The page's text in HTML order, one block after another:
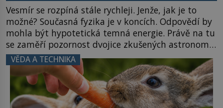
Vesmír se rozpíná stále rychleji. Jenže, jak je to
možné? Současná fyzika je v koncích. Odpovědí by
mohla být hypotetická temná energie. Právě na tu
se zaměří pozornost dvojice zkušených astronomů.
Namísto ní ale objeví něco mnohem
hmatatelnějšího. Naprosto rekordní kometu!
Astronomové Pedro Bernardinelli a Gary Bernstein
mravenčí prací zkoumají archivní snímky v rámci
Průzkumu temné energie […]
VĚDA A TECHNIKA